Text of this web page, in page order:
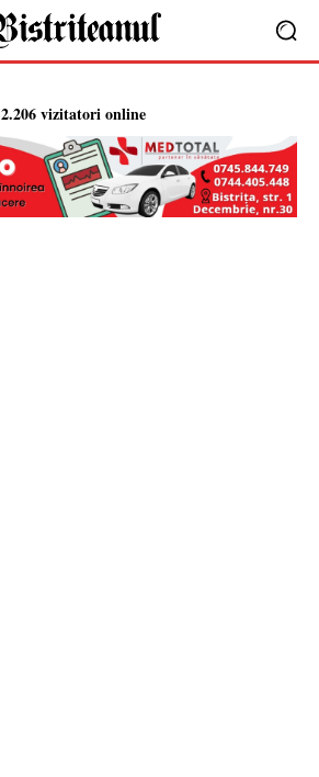
2.206 vizitatori online